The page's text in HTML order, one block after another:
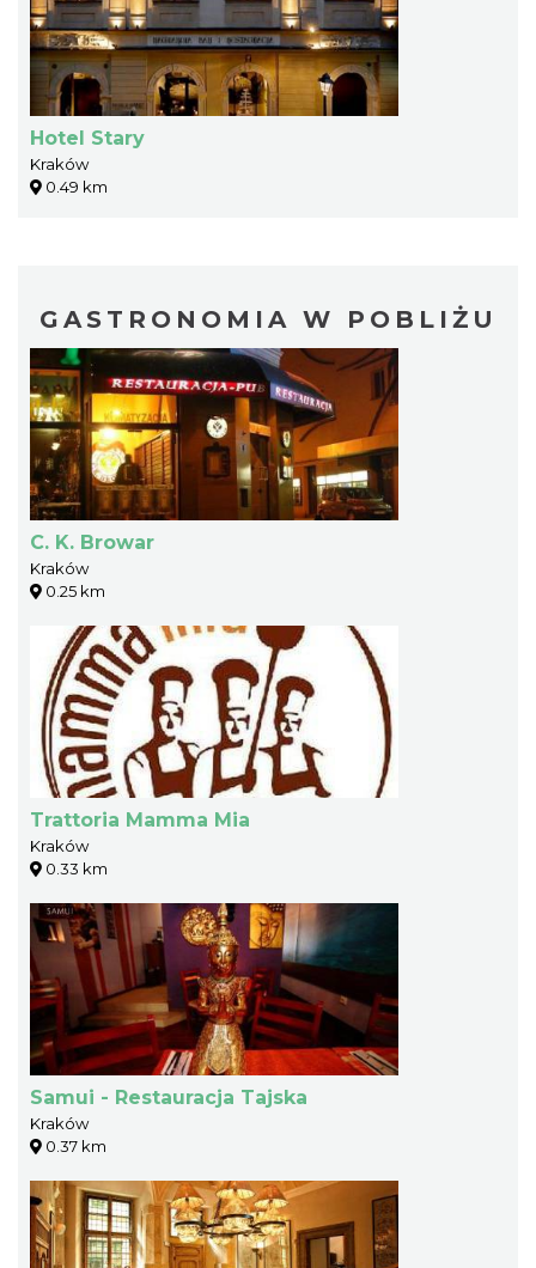
Hotel Stary
Kraków
0.49 km
GASTRONOMIA W POBLIŻU
C. K. Browar
Kraków
0.25 km
Trattoria Mamma Mia
Kraków
0.33 km
Samui - Restauracja Tajska
Kraków
0.37 km